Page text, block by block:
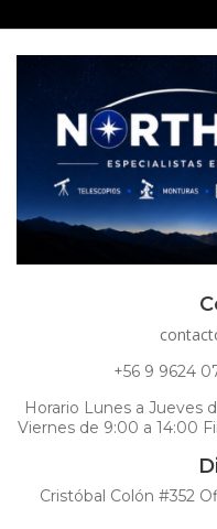
+56 9 9624
Horario Lunes a Jueves
Viernes de 9:00 a 14:00
Cristóbal Colón #352